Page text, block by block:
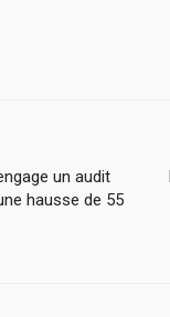
un audit
hausse de 55